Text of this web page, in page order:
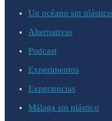
Un océano sin plástico
Alternativas
Podcast
Experimentos
Experiencias
Málaga sin plástico